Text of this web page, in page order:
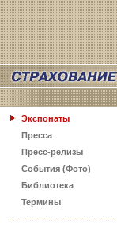
Экспонаты
Пресса
Пресс-релизы
События (Фото)
Библиотека
Термины